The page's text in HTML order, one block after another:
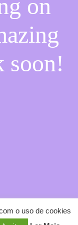
on
soon!
o uso de cookies